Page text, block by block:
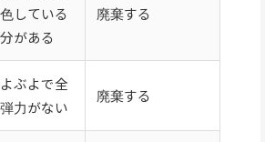
している
がある
廃棄する
ぶよで全
力がない
廃棄する